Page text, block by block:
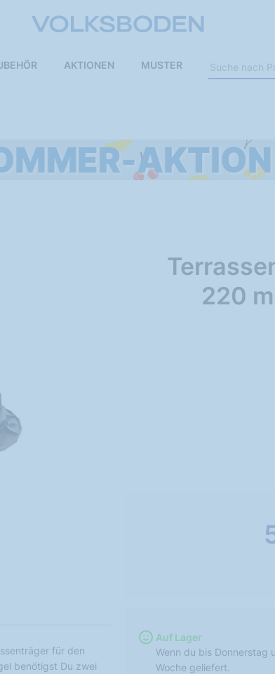
AKTIONEN MUSTER
220
Auf Lager
Wenn du bis Donnerstag
Woche geliefert.
für den
benötigst Du zwei